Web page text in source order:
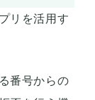
リを活用す
番号からの